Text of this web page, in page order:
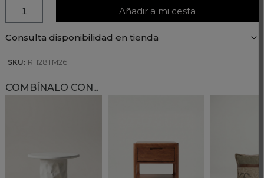
Añadir a mi cesta
Consulta disponibilidad en tienda
SKU: RH28TM26
COMBÍNALO CON...